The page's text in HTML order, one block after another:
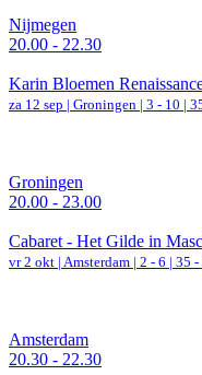
Nijmegen
20.00 - 22.30
Karin Bloemen
za 12 sep | Groningen | 3 - 10 |
Groningen
20.00 - 23.00
Cabaret - Het Gilde in
vr 2 okt | Amsterdam | 2 - 6 | 35 -
Amsterdam
20.30 - 22.30